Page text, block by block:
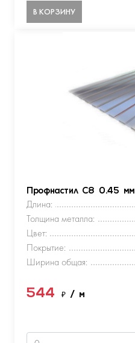
В КОРЗИНУ
Профнастил С8 0.45 мм
Длина:
Толщина металла:
Цвет:
Покрытие:
Ширина общая:
544 ₽ / м